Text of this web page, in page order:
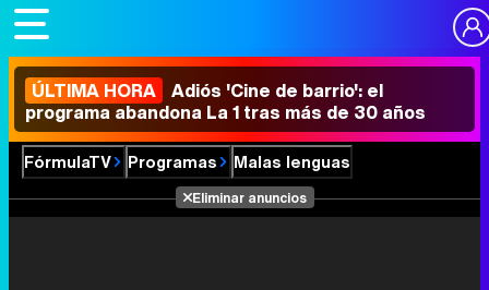
ÚLTIMA HORA Adiós 'Cine de barrio': el
programa abandona La 1 tras más de 30 años
FórmulaTV Programas Malas lenguas
Eliminar anuncios